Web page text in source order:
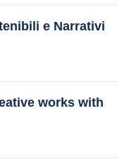
e Narrativi
works with